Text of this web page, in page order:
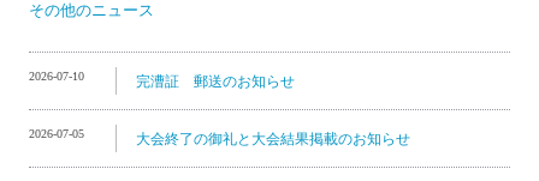
その他のニュース
2026-07-10 完漕証 郵送のお知らせ
2026-07-05 大会終了の御礼と大会結果掲載のお知らせ